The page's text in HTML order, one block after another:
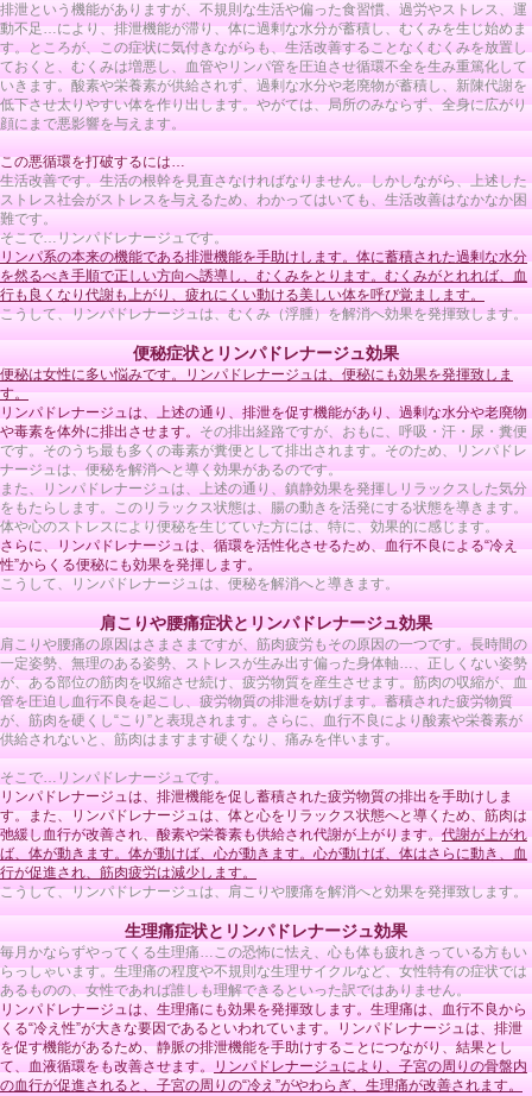
排泄という機能がありますが、不規則な生活や偏った食習慣、過労やストレス、運
動不足…により、排泄機能が滞り、体に過剰な水分が蓄積し、むくみを生じ始めま
す。ところが、この症状に気付きながらも、生活改善することなくむくみを放置し
ておくと、むくみは増悪し、血管やリンパ管を圧迫させ循環不全を生み重篤化して
いきます。酸素や栄養素が供給されず、過剰な水分や老廃物が蓄積し、新陳代謝を
低下させ太りやすい体を作り出します。やがては、局所のみならず、全身に広がり
顔にまで悪影響を与えます。
この悪循環を打破するには…
生活改善です。生活の根幹を見直さなければなりません。しかしながら、上述した
ストレス社会がストレスを与えるため、わかってはいても、生活改善はなかなか困
難です。
そこで…リンパドレナージュです。
リンパ系の本来の機能である排泄機能を手助けします。体に蓄積された過剰な水分
を然るべき手順で正しい方向へ誘導し、むくみをとります。むくみがとれれば、血
行も良くなり代謝も上がり、疲れにくい動ける美しい体を呼び覚まします。
こうして、リンパドレナージュは、むくみ（浮腫）を解消へ効果を発揮致します。
便秘症状とリンパドレナージュ効果
便秘は女性に多い悩みです。リンパドレナージュは、便秘にも効果を発揮致しま
す。
リンパドレナージュは、上述の通り、排泄を促す機能があり、過剰な水分や老廃物
や毒素を体外に排出させます。 その排出経路ですが、おもに、呼吸・汗・尿・糞便
です。そのうち最も多くの毒素が糞便として排出されます。そのため、リンパドレ
ナージュは、便秘を解消へと導く効果があるのです。
また、リンパドレナージュは、上述の通り、鎮静効果を発揮しリラックスした気分
をもたらします。このリラックス状態は、腸の動きを活発にする状態を導きます。
体や心のストレスにより便秘を生じていた方には、特に、効果的に感じます。
さらに、リンパドレナージュは、循環を活性化させるため、血行不良による“冷え
性”からくる便秘にも効果を発揮します。
こうして、リンパドレナージュは、便秘を解消へと導きます。
肩こりや腰痛症状とリンパドレナージュ効果
肩こりや腰痛の原因はさまさまですが、筋肉疲労もその原因の一つです。長時間の
一定姿勢、無理のある姿勢、ストレスが生み出す偏った身体軸…、正しくない姿勢
が、ある部位の筋肉を収縮させ続け、疲労物質を産生させます。筋肉の収縮が、血
管を圧迫し血行不良を起こし、疲労物質の排泄を妨げます。蓄積された疲労物質
が、筋肉を硬くし“こり”と表現されます。さらに、血行不良により酸素や栄養素が
供給されないと、筋肉はますます硬くなり、痛みを伴います。
そこで…リンパドレナージュです。
リンパドレナージュは、排泄機能を促し蓄積された疲労物質の排出を手助けしま
す。また、リンパドレナージュは、体と心をリラックス状態へと導くため、筋肉は
弛緩し血行が改善され、酸素や栄養素も供給され代謝が上がります。代謝が上がれ
ば、体が動きます。体が動けば、心が動きます。心が動けば、体はさらに動き、血
行が促進され、筋肉疲労は減少します。
こうして、リンパドレナージュは、肩こりや腰痛を解消へと効果を発揮致します。
生理痛症状とリンパドレナージュ効果
毎月かならずやってくる生理痛…この恐怖に怯え、心も体も疲れきっている方もい
らっしゃいます。生理痛の程度や不規則な生理サイクルなど、女性特有の症状では
あるものの、女性であれば誰しも理解できるといった訳ではありません。
リンパドレナージュは、生理痛にも効果を発揮致します。生理痛は、血行不良から
くる“冷え性”が大きな要因であるといわれています。リンパドレナージュは、排泄
を促す機能があるため、静脈の排泄機能を手助けすることにつながり、結果とし
て、血液循環をも改善させます。
リンパドレナージュにより、子宮の周りの骨盤内
の血行が促進されると、子宮の周りの“冷え”がやわらぎ、生理痛が改善されます。